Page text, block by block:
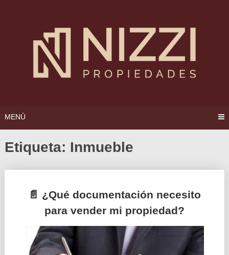
MENÚ
Etiqueta: Inmueble
📄 ¿Qué documentación necesito
para vender mi propiedad?
entradas